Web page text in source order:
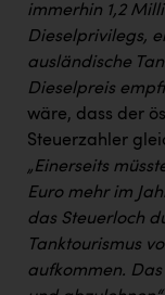
RUBBLE MASTER
Ruderclub Wels
SCRI - Salzburg
SCHMACHTL
Schwingshandl -
Seher + Partner
Smurfit Westrock
immerhin 1,2
Dieselprivilegs,
ausländische
Dieselpreis
wäre, dass der
Steuerzahler
„Einerseits
Euro mehr im
das Steuerloch
Tanktourismus
aufkommen.